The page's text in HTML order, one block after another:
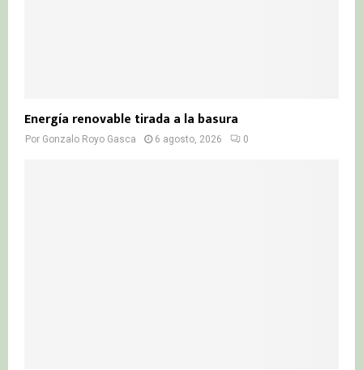
Energía renovable tirada a la basura
Por Gonzalo Royo Gasca 6 agosto, 2026 0